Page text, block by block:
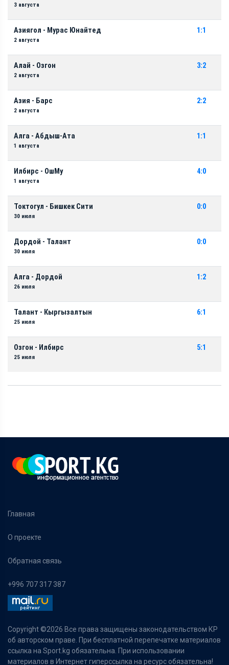
3 августа
Азиягол - Мурас Юнайтед
2 августа
1:1
Алай - Озгон
2 августа
3:2
Азия - Барс
2 августа
2:2
Алга - Абдыш-Ата
1 августа
1:1
Илбирс - ОшМу
1 августа
4:0
Токтогул - Бишкек Сити
30 июля
0:0
Дордой - Талант
30 июля
0:0
Алга - Дордой
26 июля
1:2
Талант - Кыргызалтын
25 июля
6:1
Озгон - Илбирс
25 июля
5:1
Главная
О проекте
Обратная связь
+996 707 317 387
Copyright ©2026 Все права защищены законодательством КР
об авторском праве. При бесплатной перепечатке материалов
ссылка на Sport.kg обязательна. При использовании
материалов в Интернет гиперссылка на ресурс обязательна!